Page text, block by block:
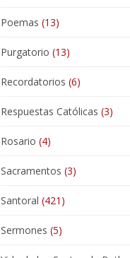
Poemas (13)
Purgatorio (13)
Recordatorios (6)
Respuestas Católicas (3)
Rosario (4)
Sacramentos (3)
Santoral (421)
Sermones (5)